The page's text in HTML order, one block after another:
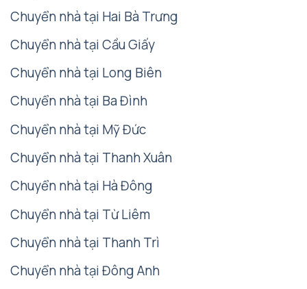
Chuyển nhà tại Hai Bà Trưng
Chuyển nhà tại Cầu Giấy
Chuyển nhà tại Long Biên
Chuyển nhà tại Ba Đình
Chuyển nhà tại Mỹ Đức
Chuyển nhà tại Thanh Xuân
Chuyển nhà tại Hà Đông
Chuyển nhà tại Từ Liêm
Chuyển nhà tại Thanh Trì
Chuyển nhà tại Đông Anh